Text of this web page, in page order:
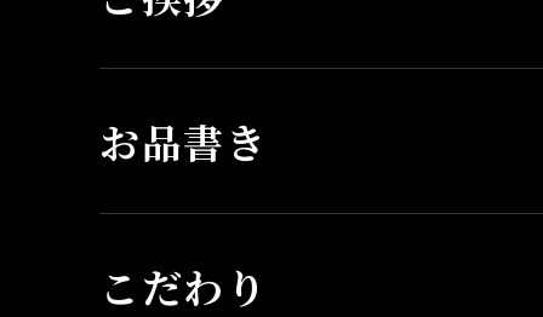
お品書き
こだわり